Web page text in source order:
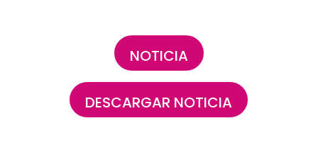
NOTICIA
DESCARGAR NOTICIA